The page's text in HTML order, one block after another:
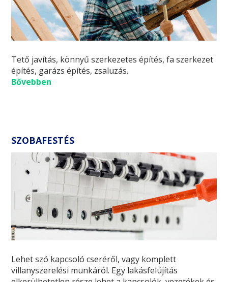
Tető javítás, könnyű szerkezetes építés, fa szerkezet
építés, garázs építés, zsaluzás.
Bővebben
SZOBAFESTÉS
Lehet szó kapcsoló cseréről, vagy komplett
villanyszerelési munkáról. Egy lakásfelújítás